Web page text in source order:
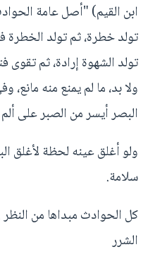
ابن القيم) "أصل عامة
تولد خطرة، ثم تولد الخطرة
تولد الشهوة إرادة، ثم تقوى
ولا بد، ما لم يمنع منه
البصر أيسر من الصبر على ألم
ولو أغلق عينه لحظة لأغلق
سلامة.
كل الحوادث مبداها من
الشرر